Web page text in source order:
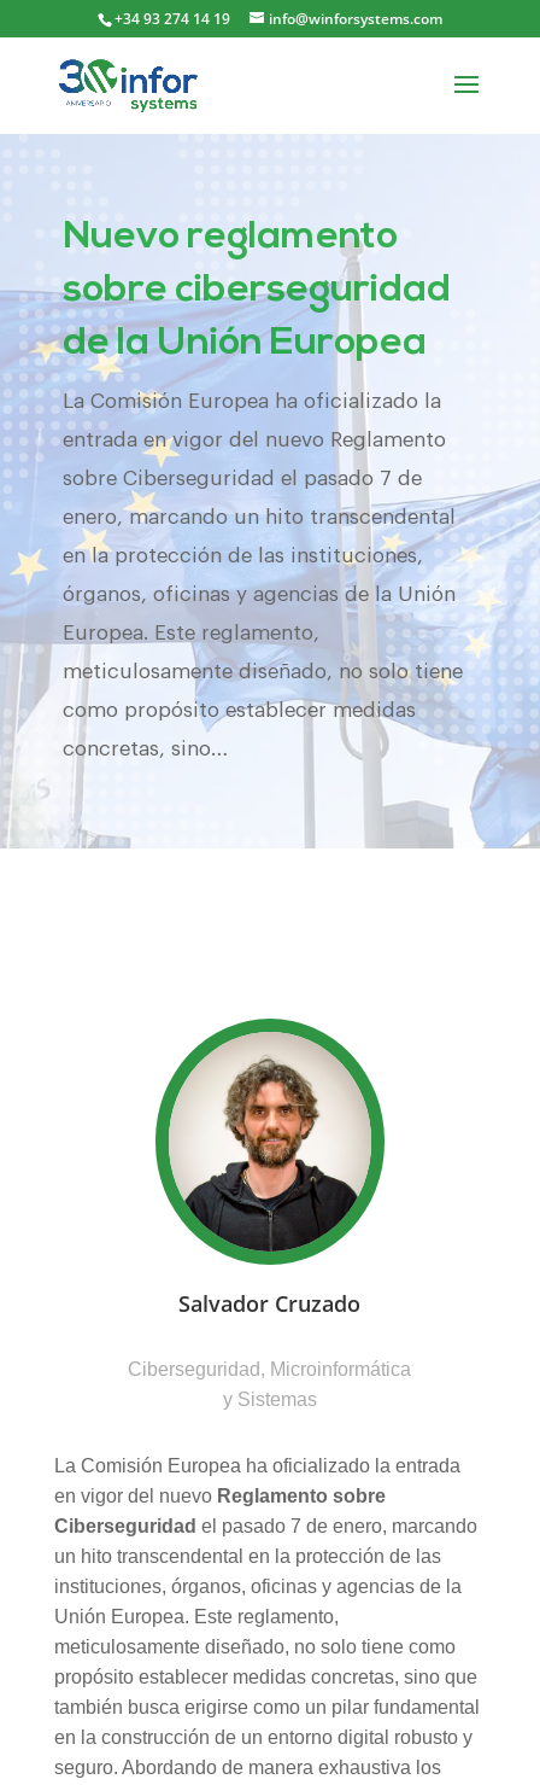
+34 93 274 14 19 info@winforsystems.com
Nuevo reglamento
sobre ciberseguridad
de la Unión Europea
La Comisión Europea ha oficializado la
entrada en vigor del nuevo Reglamento
sobre Ciberseguridad el pasado 7 de
enero, marcando un hito transcendental
en la protección de las instituciones,
órganos, oficinas y agencias de la Unión
Europea. Este reglamento,
meticulosamente diseñado, no solo tiene
como propósito establecer medidas
concretas, sino…
Salvador Cruzado
Ciberseguridad, Microinformática
y Sistemas
La Comisión Europea ha oficializado la entrada
en vigor del nuevo Reglamento sobre
Ciberseguridad el pasado 7 de enero, marcando
un hito transcendental en la protección de las
instituciones, órganos, oficinas y agencias de la
Unión Europea. Este reglamento,
meticulosamente diseñado, no solo tiene como
propósito establecer medidas concretas, sino que
también busca erigirse como un pilar fundamental
en la construcción de un entorno digital robusto y
seguro. Abordando de manera exhaustiva los